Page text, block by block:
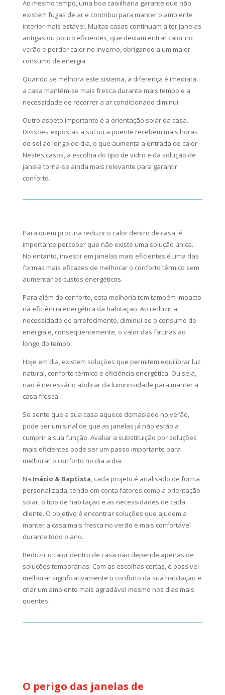
Ao mesmo tempo, uma boa caixilharia garante que não
existem fugas de ar e contribui para manter o ambiente
interior mais estável. Muitas casas continuam a ter janelas
antigas ou pouco eficientes, que deixam entrar calor no
verão e perder calor no inverno, obrigando a um maior
consumo de energia.
Quando se melhora este sistema, a diferença é imediata:
a casa mantém-se mais fresca durante mais tempo e a
necessidade de recorrer a ar condicionado diminui.
Outro aspeto importante é a orientação solar da casa.
Divisões expostas a sul ou a poente recebem mais horas
de sol ao longo do dia, o que aumenta a entrada de calor.
Nestes casos, a escolha do tipo de vidro e da solução de
janela torna-se ainda mais relevante para garantir
conforto.
Para quem procura reduzir o calor dentro de casa, é
importante perceber que não existe uma solução única.
No entanto, investir em janelas mais eficientes é uma das
formas mais eficazes de melhorar o conforto térmico sem
aumentar os custos energéticos.
Para além do conforto, esta melhoria tem também impacto
na eficiência energética da habitação. Ao reduzir a
necessidade de arrefecimento, diminui-se o consumo de
energia e, consequentemente, o valor das faturas ao
longo do tempo.
Hoje em dia, existem soluções que permitem equilibrar luz
natural, conforto térmico e eficiência energética. Ou seja,
não é necessário abdicar da luminosidade para manter a
casa fresca.
Se sente que a sua casa aquece demasiado no verão,
pode ser um sinal de que as janelas já não estão a
cumprir a sua função. Avaliar a substituição por soluções
mais eficientes pode ser um passo importante para
melhorar o conforto no dia a dia.
Na Inácio & Baptista, cada projeto é analisado de forma
personalizada, tendo em conta fatores como a orientação
solar, o tipo de habitação e as necessidades de cada
cliente. O objetivo é encontrar soluções que ajudem a
manter a casa mais fresca no verão e mais confortável
durante todo o ano.
Reduzir o calor dentro de casa não depende apenas de
soluções temporárias. Com as escolhas certas, é possível
melhorar significativamente o conforto da sua habitação e
criar um ambiente mais agradável mesmo nos dias mais
quentes.
O perigo das janelas de